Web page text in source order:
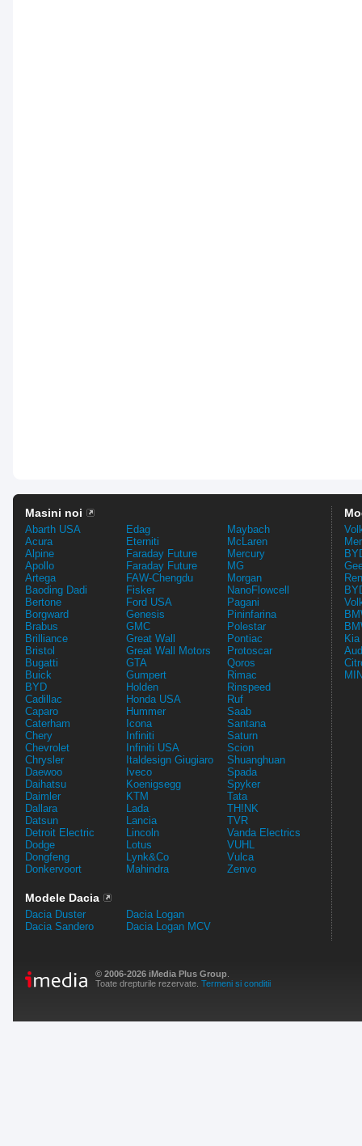
Masini noi
Abarth USA
Acura
Alpine
Apollo
Artega
Baoding Dadi
Bertone
Borgward
Brabus
Brilliance
Bristol
Bugatti
Buick
BYD
Cadillac
Caparo
Caterham
Chery
Chevrolet
Chrysler
Daewoo
Daihatsu
Daimler
Dallara
Datsun
Detroit Electric
Dodge
Dongfeng
Donkervoort
Edag
Eterniti
Faraday Future
Faraday Future
FAW-Chengdu
Fisker
Ford USA
Genesis
GMC
Great Wall
Great Wall Motors
GTA
Gumpert
Holden
Honda USA
Hummer
Icona
Infiniti
Infiniti USA
Italdesign Giugiaro
Iveco
Koenigsegg
KTM
Lada
Lancia
Lincoln
Lotus
Lynk&Co
Mahindra
Maybach
McLaren
Mercury
MG
Morgan
NanoFlowcell
Pagani
Pininfarina
Polestar
Pontiac
Protoscar
Qoros
Rimac
Rinspeed
Ruf
Saab
Santana
Saturn
Scion
Shuanghuan
Spada
Spyker
Tata
TH!NK
TVR
Vanda Electrics
VUHL
Vulca
Zenvo
Modele Dacia
Dacia Duster
Dacia Sandero
Dacia Logan
Dacia Logan MCV
© 2006-2026 iMedia Plus Group
Toate drepturile rezervate. Termeni si conditii